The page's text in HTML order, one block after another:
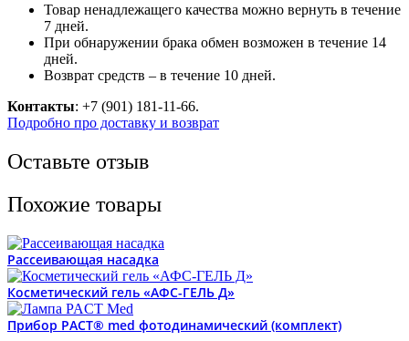
Товар ненадлежащего качества можно вернуть в течение
7 дней.
При обнаружении брака обмен возможен в течение 14
дней.
Возврат средств – в течение 10 дней.
Контакты: +7 (901) 181-11-66.
Подробно про доставку и возврат
Оставьте отзыв
Похожие товары
Рассеивающая насадка
Косметический гель «АФС-ГЕЛЬ Д»
Прибор PACT® med фотодинамический (комплект)